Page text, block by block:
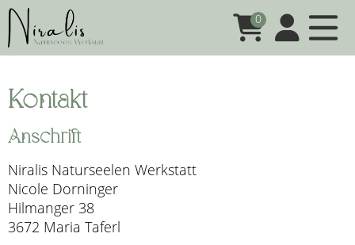
0
Kontakt
Anschrift
Niralis Naturseelen Werkstatt
Nicole Dorninger
Hilmanger 38
3672 Maria Taferl